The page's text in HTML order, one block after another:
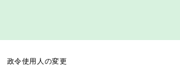
政令使用人の変更